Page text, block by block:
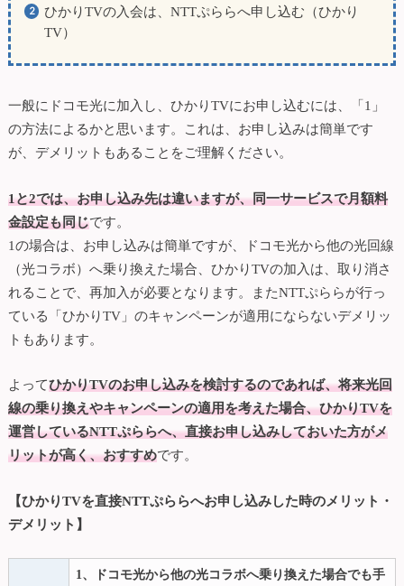
ひかりTVの入会は、NTTぷららへ申し込む（ひかり
TV）
一般にドコモ光に加入し、ひかりTVにお申し込むには、「1」
の方法によるかと思います。これは、お申し込みは簡単です
が、デメリットもあることをご理解ください。
1と2では、お申し込み先は違いますが、同一サービスで月額料
金設定も同じです。
1の場合は、お申し込みは簡単ですが、ドコモ光から他の光回線
（光コラボ）へ乗り換えた場合、ひかりTVの加入は、取り消さ
れることで、再加入が必要となります。またNTTぷららが行っ
ている「ひかりTV」のキャンペーンが適用にならないデメリッ
トもあります。
よってひかりTVのお申し込みを検討するのであれば、将来光回
線の乗り換えやキャンペーンの適用を考えた場合、ひかりTVを
運営しているNTTぷららへ、直接お申し込みしておいた方がメ
リットが高く、おすすめです。
【ひかりTVを直接NTTぷららへお申し込みした時のメリット・
デメリット】
1、ドコモ光から他の光コラボへ乗り換えた場合でも手